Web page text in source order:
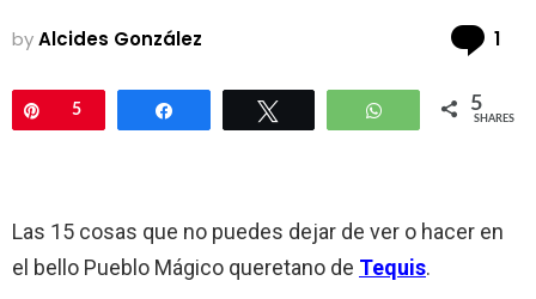
byAlcides González 1
Pin
5 WhatsApp5
SHARES
Las 15 cosas que no puedes dejar de ver o hacer en
el bello Pueblo Mágico queretano de Tequis.